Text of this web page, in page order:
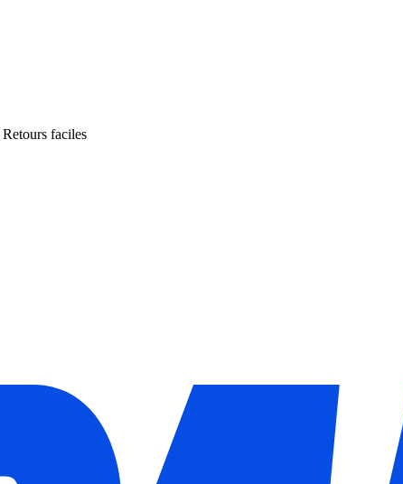
Retours faciles